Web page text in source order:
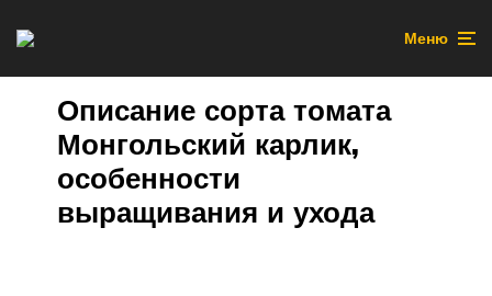
Меню
Описание сорта томата
Монгольский карлик,
особенности
выращивания и ухода